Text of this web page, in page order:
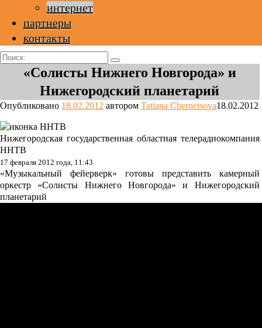
интернет
партнеры
контакты
Поиск:
«Солисты Нижнего Новгорода» и
Нижегородский планетарий
Опубликовано 18.02.2012 автором Tatiana Chernetsova18.02.2012
Нижегородская государственная областная телерадиокомпания
ННТВ
17 февраля 2012 года, 11:43
«Музыкальный фейерверк» готовы представить камерный
оркестр «Солисты Нижнего Новгорода» и Нижегородский
планетарий